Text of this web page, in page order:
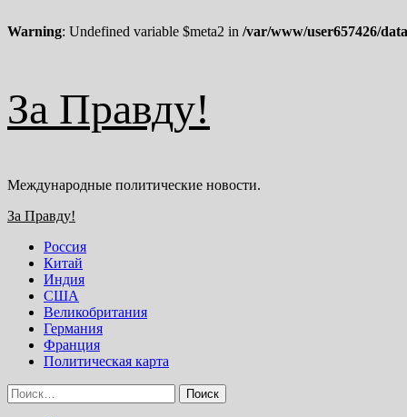
Warning: Undefined variable $meta2 in /var/www/user657426/
к
содержимому
За Правду!
Международные политические новости.
Основное
За Правду!
Россия
Китай
Индия
США
Великобритания
Германия
Франция
Политическая карта
Найти: